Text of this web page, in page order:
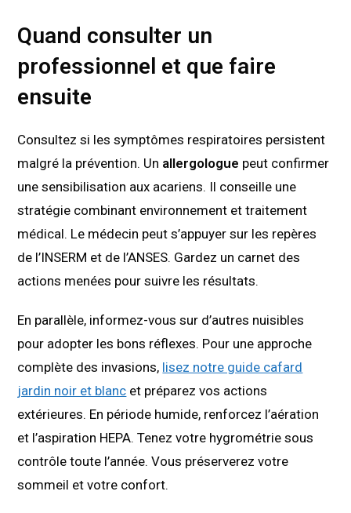
Quand consulter un
professionnel et que faire
ensuite
Consultez si les symptômes respiratoires persistent
malgré la prévention. Un allergologue peut confirmer
une sensibilisation aux acariens. Il conseille une
stratégie combinant environnement et traitement
médical. Le médecin peut s’appuyer sur les repères
de l’INSERM et de l’ANSES. Gardez un carnet des
actions menées pour suivre les résultats.
En parallèle, informez-vous sur d’autres nuisibles
pour adopter les bons réflexes. Pour une approche
complète des invasions, lisez notre guide cafard
jardin noir et blanc et préparez vos actions
extérieures. En période humide, renforcez l’aération
et l’aspiration HEPA. Tenez votre hygrométrie sous
contrôle toute l’année. Vous préserverez votre
sommeil et votre confort.